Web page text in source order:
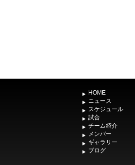
HOME
ニュース
スケジュール
試合
チーム紹介
メンバー
ギャラリー
ブログ